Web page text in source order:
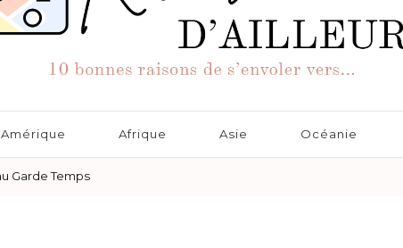
de s'envoler vers…
Amérique Afrique Asie Océanie
Garde Temps